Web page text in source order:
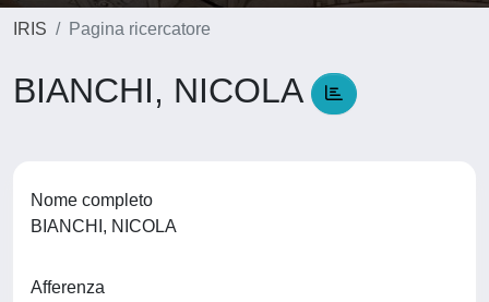
IRIS Pagina ricercatore
BIANCHI, NICOLA
Nome completo
BIANCHI, NICOLA
Afferenza